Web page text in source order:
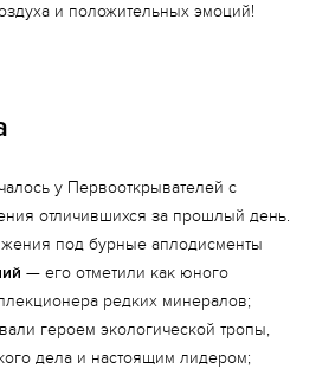
и положительных эмоций!
у Первооткрывателей с
отличившихся за прошлый день.
под бурные аплодисменты
— его отметили как юного
редких минералов;
героем экологической тропы,
дела и настоящим лидером;